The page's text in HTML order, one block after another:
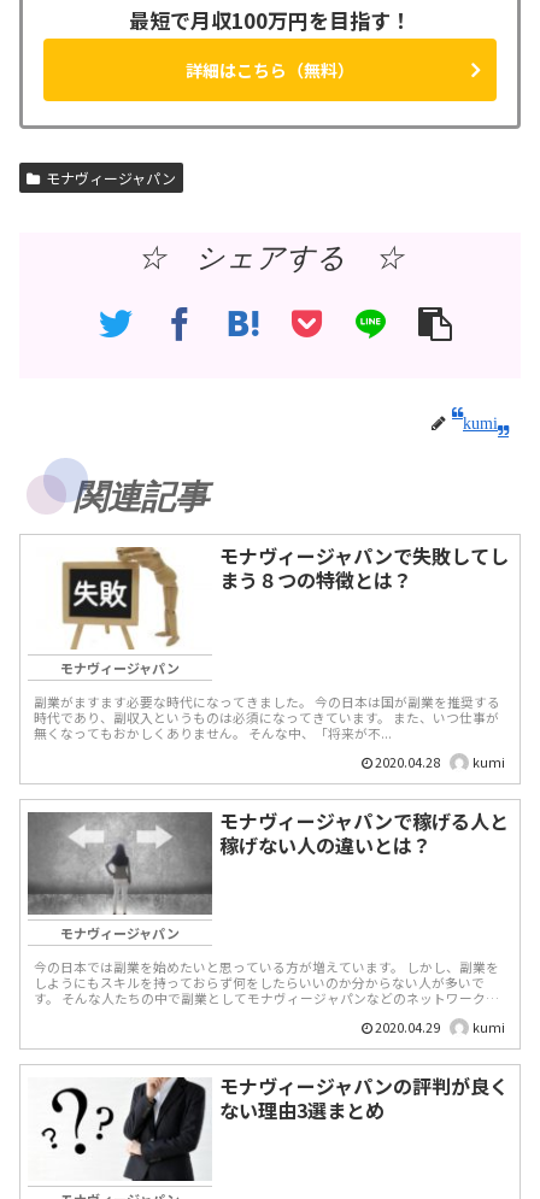
最短で月収100万円を目指す！
詳細はこちら（無料）
モナヴィージャパン
☆ シェアする ☆
kumi
関連記事
モナヴィージャパン
モナヴィージャパンで失敗してし
まう８つの特徴とは？
副業がますます必要な時代になってきました。 今の日本は国が副業を推奨する
時代であり、副収入というものは必須になってきています。 また、いつ仕事が
無くなってもおかしくありません。 そんな中、「将来が不...
2020.04.28
kumi
モナヴィージャパン
モナヴィージャパンで稼げる人と
稼げない人の違いとは？
今の日本では副業を始めたいと思っている方が増えています。 しかし、副業を
しようにもスキルを持っておらず何をしたらいいのか分からない人が多いで
す。 そんな人たちの中で副業としてモナヴィージャパンなどのネットワーク
2020.04.29 kumi
モナヴィージャパンの評判が良く
ない理由3選まとめ